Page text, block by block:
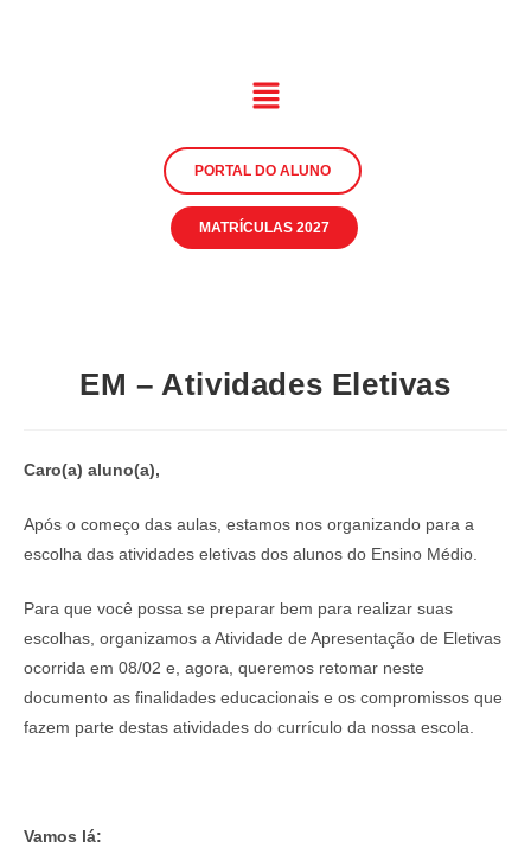
PORTAL DO ALUNO
MATRÍCULAS 2027
EM – Atividades Eletivas
Caro(a) aluno(a),
Após o começo das aulas, estamos nos organizando para a
escolha das atividades eletivas dos alunos do Ensino Médio.
Para que você possa se preparar bem para realizar suas
escolhas, organizamos a Atividade de Apresentação de Eletivas
ocorrida em 08/02 e, agora, queremos retomar neste
documento as finalidades educacionais e os compromissos que
fazem parte destas atividades do currículo da nossa escola.
Vamos lá: